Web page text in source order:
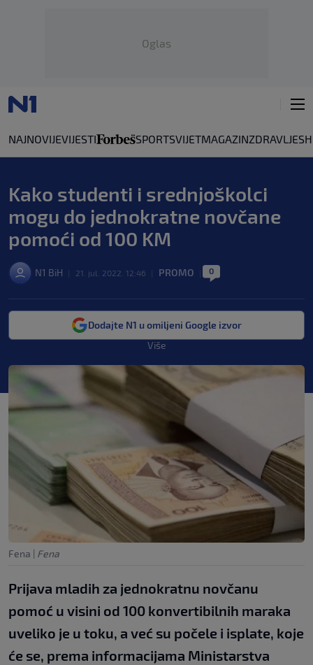
Oglas
NAJNOVIJEVIJESTI SPORTSVIJETMAGAZINZDRAVLJE
Kako studenti i srednjoškolci
mogu do jednokratne novčane
pomoći od 100 KM
N1 BiH 21. jul. 2022. 12:46 PROMO 0
Dodajte N1 u omiljeni Google izvor
Više
Fena | Fena
Prijava mladih za jednokratnu novčanu
pomoć u visini od 100 konvertibilnih maraka
uveliko je u toku, a već su počele i isplate, koje
će se, prema informacijama Ministarstva